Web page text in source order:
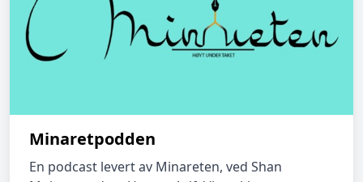
Minaretpodden
En podcast levert av Minareten, ved Shan